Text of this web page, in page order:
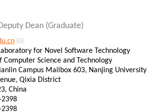
Dean (Graduate)
for Novel Software Technology
Computer Science and Technology
Campus Mailbox 603, Nanjing University
Qixia District
China